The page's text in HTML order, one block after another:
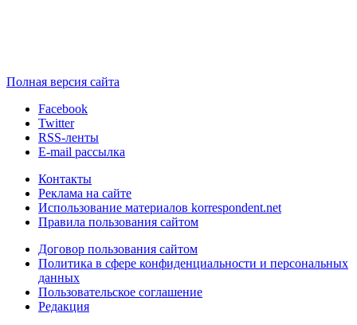
Полная версия сайта
Facebook
Twitter
RSS-ленты
E-mail рассылка
Контакты
Реклама на сайте
Использование материалов korrespondent.net
Правила пользования сайтом
Договор пользования сайтом
Политика в сфере конфиденциальности и персональных
данных
Пользовательское соглашение
Редакция